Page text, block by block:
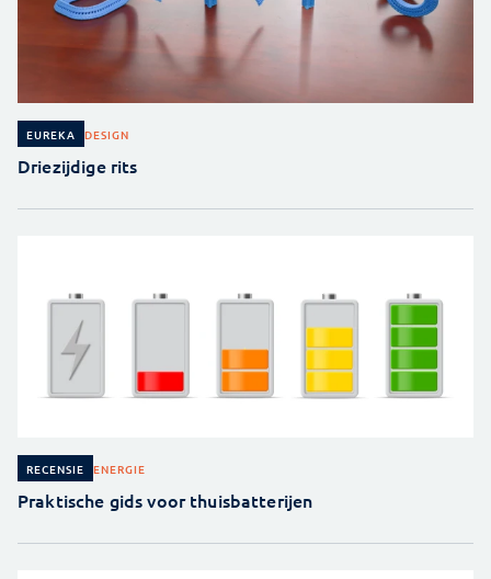
EUREKA DESIGN
Driezijdige rits
RECENSIE ENERGIE
Praktische gids voor thuisbatterijen